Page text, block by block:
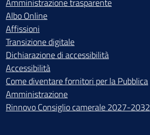
Amministrazione trasparente
Albo Online
Affissioni
Transizione digitale
Dichiarazione di accessibilità
Accessibilità
Come diventare fornitori per la Pubblica
Amministrazione
Rinnovo Consiglio camerale 2027-2032